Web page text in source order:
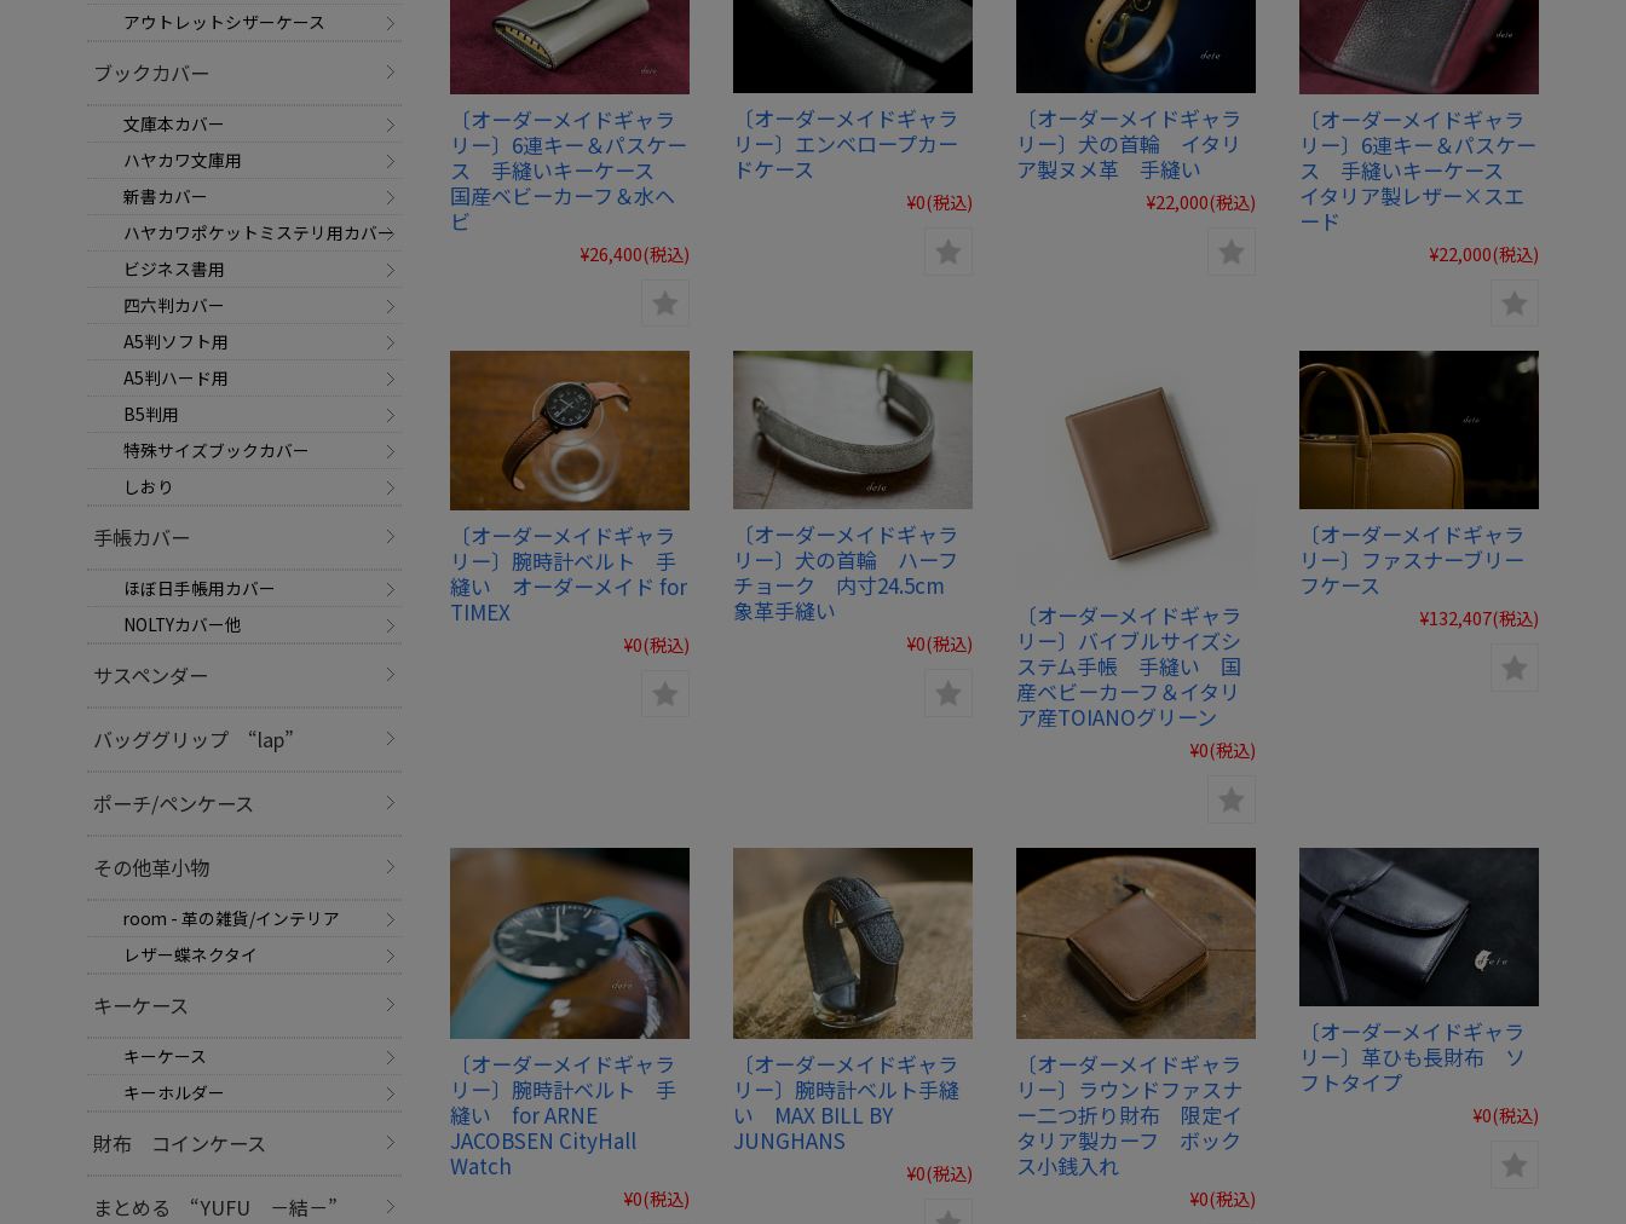
〔オーダーメイドギャラ
リー〕6連キー＆パスケー
ス 手縫いキーケース
国産ベビーカーフ＆水ヘ
ビ
¥26,400(税込)
〔オーダーメイドギャラ
リー〕エンベロープカー
ドケース
¥0(税込)
〔オーダーメイドギャラ
リー〕犬の首輪 イタリ
ア製ヌメ革 手縫い
¥22,000(税込)
〔オーダーメイドギャラ
リー〕6連キー＆パスケー
ス 手縫いキーケース
イタリア製レザー×スエ
ード
¥22,000(税込)
〔オーダーメイドギャラ
リー〕腕時計ベルト 手
縫い オーダーメイド for
TIMEX
¥0(税込)
〔オーダーメイドギャラ
リー〕犬の首輪 ハーフ
チョーク 内寸24.5cm
象革手縫い
¥0(税込)
〔オーダーメイドギャラ
リー〕バイブルサイズシ
ステム手帳 手縫い 国
産ベビーカーフ＆イタリ
ア産TOIANOグリーン
¥0(税込)
〔オーダーメイドギャラ
リー〕ファスナーブリー
フケース
¥132,407(税込)
〔オーダーメイドギャラ
リー〕腕時計ベルト 手
縫い for ARNE
JACOBSEN CityHall
Watch
¥0(税込)
〔オーダーメイドギャラ
リー〕腕時計ベルト手縫
い MAX BILL BY
JUNGHANS
¥0(税込)
〔オーダーメイドギャラ
リー〕ラウンドファスナ
ー二つ折り財布 限定イ
タリア製カーフ ボック
ス小銭入れ
¥0(税込)
〔オーダーメイドギャラ
リー〕革ひも長財布 ソ
フトタイプ
¥0(税込)
アウトレットシザーケース
ブックカバー
文庫本カバー
ハヤカワ文庫用
新書カバー
ハヤカワポケットミステリ用カバー
ビジネス書用
四六判カバー
A5判ソフト用
A5判ハード用
B5判用
特殊サイズブックカバー
しおり
手帳カバー
ほぼ日手帳用カバー
NOLTYカバー他
サスペンダー
バッググリップ “lap”
ポーチ/ペンケース
その他革小物
room - 革の雑貨/インテリア
レザー蝶ネクタイ
キーケース
キーケース
キーホルダー
財布 コインケース
まとめる “YUFU －結－”